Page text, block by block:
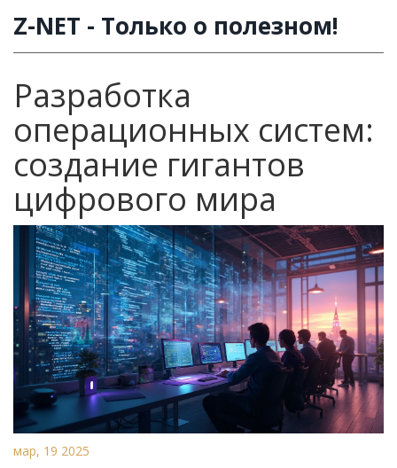
Z-NET - Только о полезном!
Разработка
операционных систем:
создание гигантов
цифрового мира
мар, 19 2025